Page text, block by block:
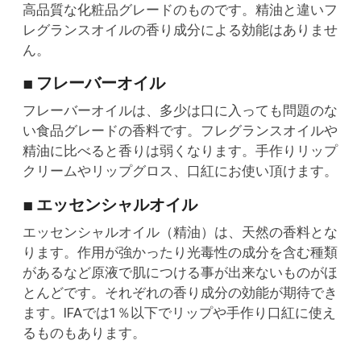
高品質な化粧品グレードのものです。精油と違いフ
レグランスオイルの香り成分による効能はありませ
ん。
■ フレーバーオイル
フレーバーオイルは、多少は口に入っても問題のな
い食品グレードの香料です。フレグランスオイルや
精油に比べると香りは弱くなります。手作りリップ
クリームやリップグロス、口紅にお使い頂けます。
■ エッセンシャルオイル
エッセンシャルオイル（精油）は、天然の香料とな
ります。作用が強かったり光毒性の成分を含む種類
があるなど原液で肌につける事が出来ないものがほ
とんどです。それぞれの香り成分の効能が期待でき
ます。IFAでは1％以下でリップや手作り口紅に使え
るものもあります。